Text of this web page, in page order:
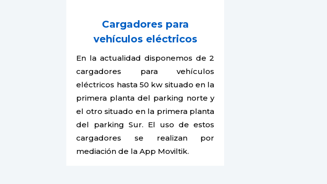
Cargadores para
vehículos eléctricos
En la actualidad disponemos de 2
cargadores para vehículos
eléctricos hasta 50 kw situado en la
primera planta del parking norte y
el otro situado en la primera planta
del parking Sur. El uso de estos
cargadores se realizan por
mediación de la App Moviltik.